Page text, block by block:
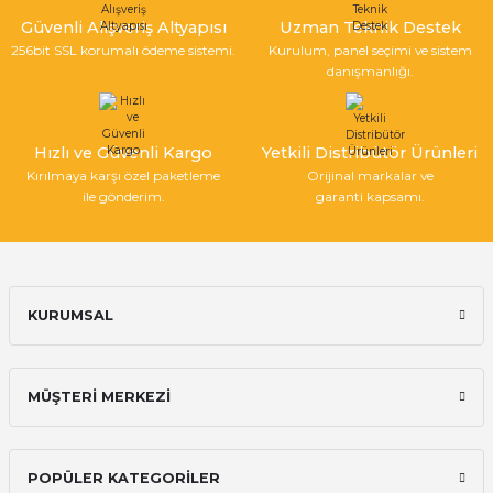
Ürün fiyatı diğer sitelerden daha pahalı.
Güvenli Alışveriş Altyapısı
256bit SSL korumalı ödeme sistemi.
Uzman Teknik Destek
Kurulum, panel seçimi ve sistem
danışmanlığı.
Hızlı ve Güvenli Kargo
Kırılmaya karşı özel paketleme
ile gönderim.
Yetkili Distribütör Ürünleri
Orijinal markalar ve
garanti kapsamı.
KURUMSAL
MÜŞTERİ MERKEZİ
POPÜLER KATEGORİLER